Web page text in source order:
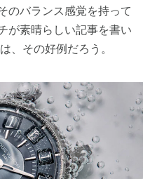
のバランス感覚を持って
が素晴らしい記事を書い
、その好例だろう。